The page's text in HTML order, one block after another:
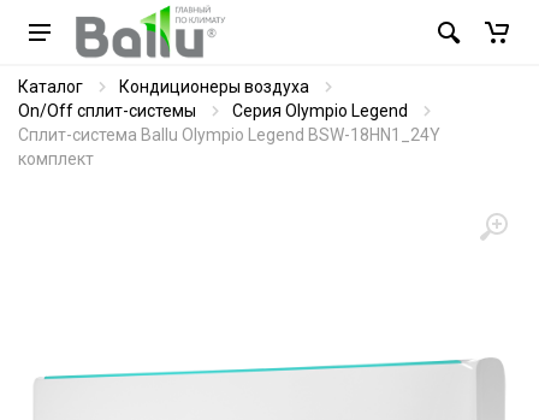
Каталог
Кондиционеры воздуха
On/Off сплит-системы
Серия Olympio Legend
Сплит-система Ballu Olympio Legend BSW-18HN1_24Y
комплект